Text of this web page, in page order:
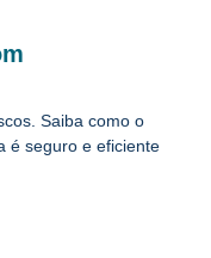
Saiba como o
é seguro e eficiente